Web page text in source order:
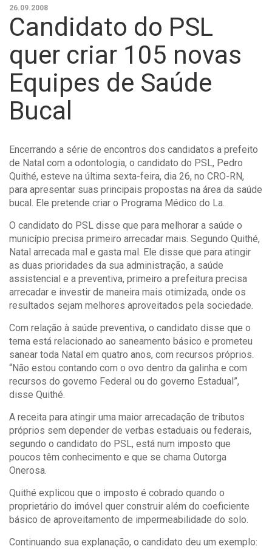
26.09.2008
Candidato do PSL
quer criar 105 novas
Equipes de Saúde
Bucal
Encerrando a série de encontros dos candidatos a prefeito
de Natal com a odontologia, o candidato do PSL, Pedro
Quithé, esteve na última sexta-feira, dia 26, no CRO-RN,
para apresentar suas principais propostas na área da saúde
bucal. Ele pretende criar o Programa Médico do La.
O candidato do PSL disse que para melhorar a saúde o
município precisa primeiro arrecadar mais. Segundo Quithé,
Natal arrecada mal e gasta mal. Ele disse que para atingir
as duas prioridades da sua administração, a saúde
assistencial e a preventiva, primeiro a prefeitura precisa
arrecadar e investir de maneira mais otimizada, onde os
resultados sejam melhores aproveitados pela sociedade.
Com relação à saúde preventiva, o candidato disse que o
tema está relacionado ao saneamento básico e prometeu
sanear toda Natal em quatro anos, com recursos próprios.
“Não estou contando com o ovo dentro da galinha e com
recursos do governo Federal ou do governo Estadual”,
disse Quithé.
A receita para atingir uma maior arrecadação de tributos
próprios sem depender de verbas estaduais ou federais,
segundo o candidato do PSL, está num imposto que
poucos têm conhecimento e que se chama Outorga
Onerosa.
Quithé explicou que o imposto é cobrado quando o
proprietário do imóvel quer construir além do coeficiente
básico de aproveitamento de impermeabilidade do solo.
Continuando sua explanação, o candidato deu um exemplo: